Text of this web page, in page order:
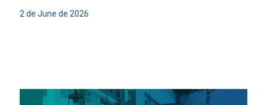
2 de June de 2026